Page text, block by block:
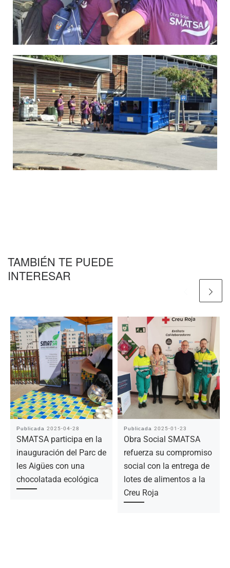
TAMBIÉN TE PUEDE
INTERESAR
Publicada 2025-04-28
SMATSA participa en la
inauguración del Parc de
les Aigües con una
chocolatada ecológica
Publicada 2025-01-23
Obra Social SMATSA
refuerza su compromiso
social con la entrega de
lotes de alimentos a la
Creu Roja